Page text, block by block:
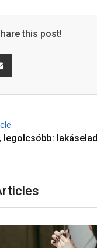
this post!
legolcsóbb: